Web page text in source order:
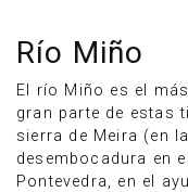
Río Miño
El río Miño es el
gran parte de estas
sierra de Meira (en
desembocadura en
Pontevedra, en el